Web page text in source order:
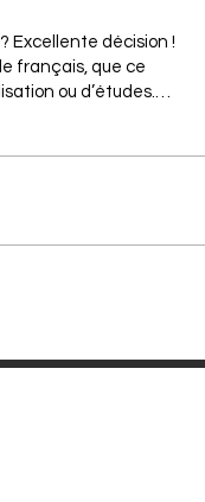
français, que ce
ou d’études.
plusieurs